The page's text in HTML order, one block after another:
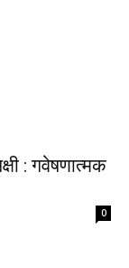
: गवेषणात्मक
0